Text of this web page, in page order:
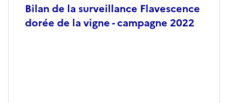
Bilan de la surveillance Flavescence
dorée de la vigne - campagne 2022